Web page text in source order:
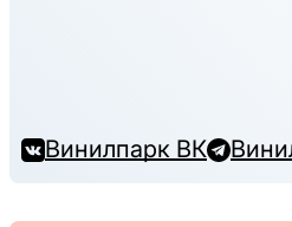
Винилпарк ВК